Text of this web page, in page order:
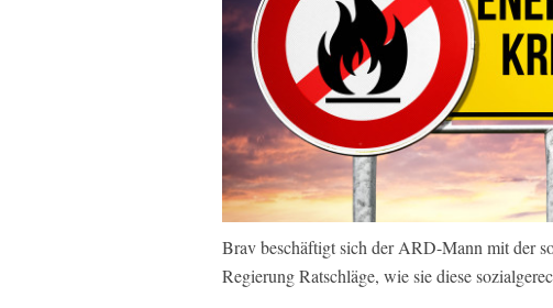
Brav beschäftigt sich der ARD-Mann mit der
Regierung Ratschläge, wie sie diese